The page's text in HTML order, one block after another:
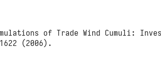
of Trade Wind Cumuli:
(2006).